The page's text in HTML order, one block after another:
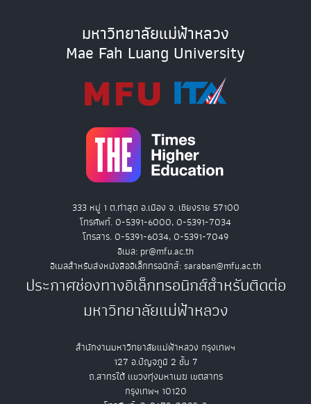
มหาวิทยาลัยแม่ฟ้าหลวง
Mae Fah Luang University
333 หมู่ 1 ต.ท่าสุด อ.เมือง จ. เชียงราย 57100
โทรศัพท์. 0-5391-6000, 0-5391-7034
โทรสาร. 0-5391-6034, 0-5391-7049
อีเมล: pr@mfu.ac.th
อีเมลสำหรับส่งหนังสืออิเล็กทรอนิกส์: saraban@mfu.ac.th
ประกาศช่องทางอิเล็กทรอนิกส์สำหรับติดต่อ
มหาวิทยาลัยแม่ฟ้าหลวง
สำนักงานมหาวิทยาลัยแม่ฟ้าหลวง กรุงเทพฯ
127 อ.ปัญจภูมิ 2 ชั้น 7
ถ.สาทรใต้ แขวงทุ่งมหาเมฆ เขตสาทร
กรุงเทพฯ 10120